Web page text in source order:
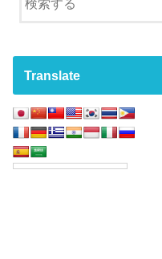
Translate